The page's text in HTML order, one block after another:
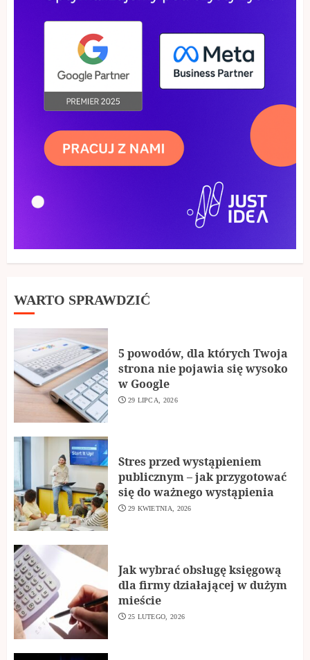
WARTO SPRAWDZIĆ
5 powodów, dla których Twoja
strona nie pojawia się wysoko
w Google
29 LIPCA, 2026
Stres przed wystąpieniem
publicznym – jak przygotować
się do ważnego wystąpienia
29 KWIETNIA, 2026
Jak wybrać obsługę księgową
dla firmy działającej w dużym
mieście
25 LUTEGO, 2026